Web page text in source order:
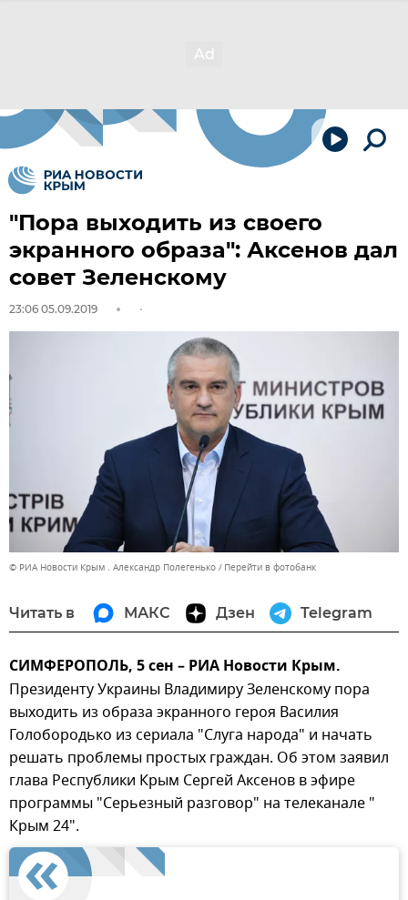
"Пора выходить из своего
экранного образа": Аксенов дал
совет Зеленскому
23:06 05.09.2019
© РИА Новости Крым . Александр Полегенько Перейти в фотобанк
Читать в МАКС Дзен Telegram
СИМФЕРОПОЛЬ, 5 сен – РИА Новости Крым.
Президенту Украины Владимиру Зеленскому пора
выходить из образа экранного героя Василия
Голобородько из сериала "Слуга народа" и начать
решать проблемы простых граждан. Об этом заявил
глава Республики Крым Сергей Аксенов в эфире
программы "Серьезный разговор" на телеканале "
Крым 24".